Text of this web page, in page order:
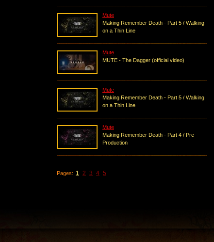
Mute
Making Remember Death - Part 5 / Walking
on a Thin Line
Mute
MUTE - The Dagger (official video)
Mute
Making Remember Death - Part 5 / Walking
on a Thin Line
Mute
Making Remember Death - Part 4 / Pre
Production
Pages: 1 2 3 4 5